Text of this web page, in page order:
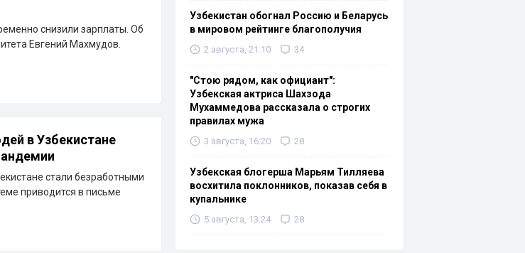
снизили зарплаты. Об
Евгений Махмудов.
в Узбекистане
стали безработными
приводится в письме
Узбекистан обогнал Россию и Беларусь
в мировом рейтинге благополучия
2 августа, 21:10 34
"Стою рядом, как официант":
Узбекская актриса Шахзода
Мухаммедова рассказала о строгих
правилах мужа
3 августа, 16:20 28
Узбекская блогерша Марьям Тилляева
восхитила поклонников, показав себя в
купальнике
5 августа, 13:24 28